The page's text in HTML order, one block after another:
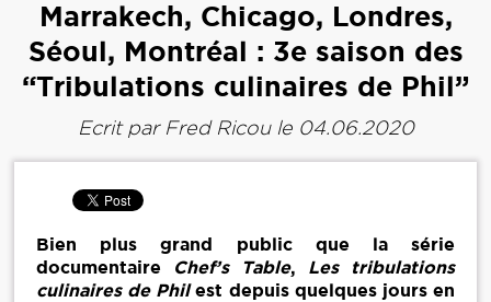
Marrakech, Chicago, Londres,
Séoul, Montréal : 3e saison des
“Tribulations culinaires de Phil”
Ecrit par Fred Ricoule 04.06.2020
Bien plus grand public que la série
documentaire
Chef’s Table, Les tribulations
culinaires de Philest depuis quelques jours en